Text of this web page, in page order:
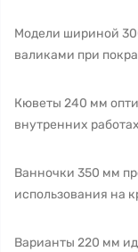
Модели шириной
валиками при
Кюветы 240 мм
внутренних
Ванночки 350 мм
использования на
Варианты 220 мм